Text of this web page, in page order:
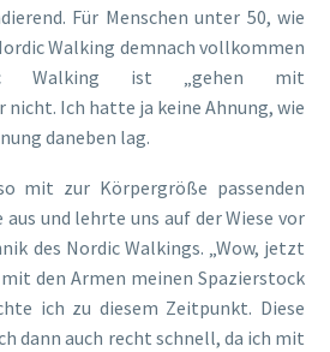
Für Menschen unter 50, wie
Walking demnach vollkommen
Walking ist „gehen mit
nicht. Ich hatte ja keine Ahnung, wie
daneben lag.
mit zur Körpergröße passenden
und lehrte uns auf der Wiese vor
des Nordic Walkings. „Wow, jetzt
den Armen meinen Spazierstock
ich zu diesem Zeitpunkt. Diese
dann auch recht schnell, da ich mit